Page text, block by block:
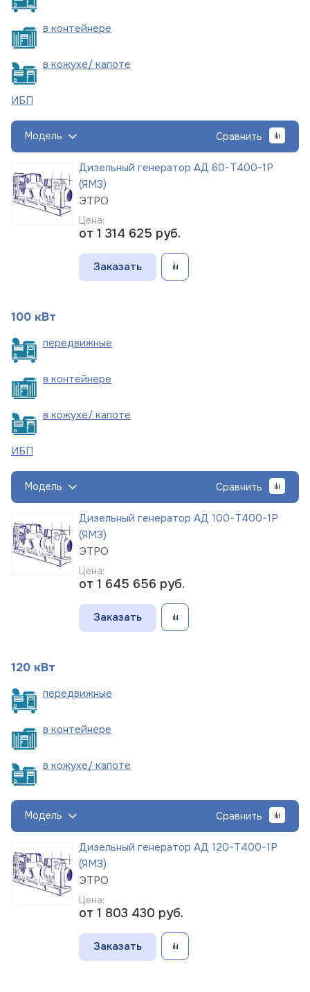
в контейнере
в кожухе/ капоте
ИБП
Модель Сравнить
Дизельный генератор АД 60-Т400-1Р
(ЯМЗ)
ЭТРО
Цена:
от 1 314 625 руб.
Заказать
100 кВт
передвижные
в контейнере
в кожухе/ капоте
ИБП
Модель Сравнить
Дизельный генератор АД 100-Т400-1Р
(ЯМЗ)
ЭТРО
Цена:
от 1 645 656 руб.
Заказать
120 кВт
передвижные
в контейнере
в кожухе/ капоте
Модель Сравнить
Дизельный генератор АД 120-Т400-1Р
(ЯМЗ)
ЭТРО
Цена:
от 1 803 430 руб.
Заказать